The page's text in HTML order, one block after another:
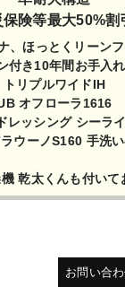
お問い合
保険等最大50%割
、ほっとくリーン
付き10年間お手入れ
トリプルワイドIH
オフローラ1616
レッシング シーラ
ラウーノS160 手洗
乾太くんも付いて